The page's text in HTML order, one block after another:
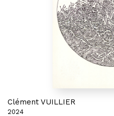
Clément VUILLIER
2024